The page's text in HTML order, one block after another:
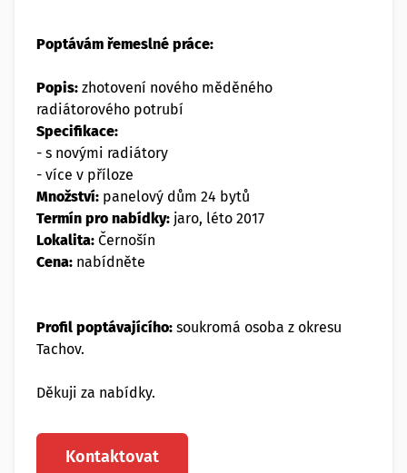
Poptávám řemeslné práce:
Popis: zhotovení nového měděného
radiátorového potrubí
Specifikace:
- s novými radiátory
- více v příloze
Množství: panelový dům 24 bytů
Termín pro nabídky: jaro, léto 2017
Lokalita: Černošín
Cena: nabídněte
Profil poptávajícího: soukromá osoba z okresu
Tachov.
Děkuji za nabídky.
Kontaktovat